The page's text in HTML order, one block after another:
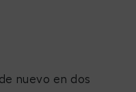
nuevo en dos